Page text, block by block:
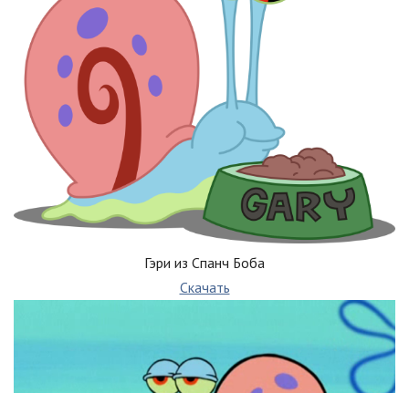
Гэри из Спанч Боба
Скачать